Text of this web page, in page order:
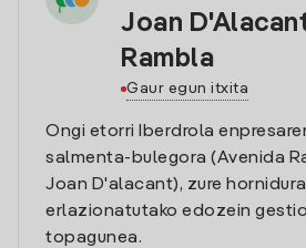
Joan
Rambla
Gaur egun itxita
Ongi etorri Iberdrola
salmenta-bulegora (Avenida
Joan D'alacant), zure
erlazionatutako edozein
topagunea.